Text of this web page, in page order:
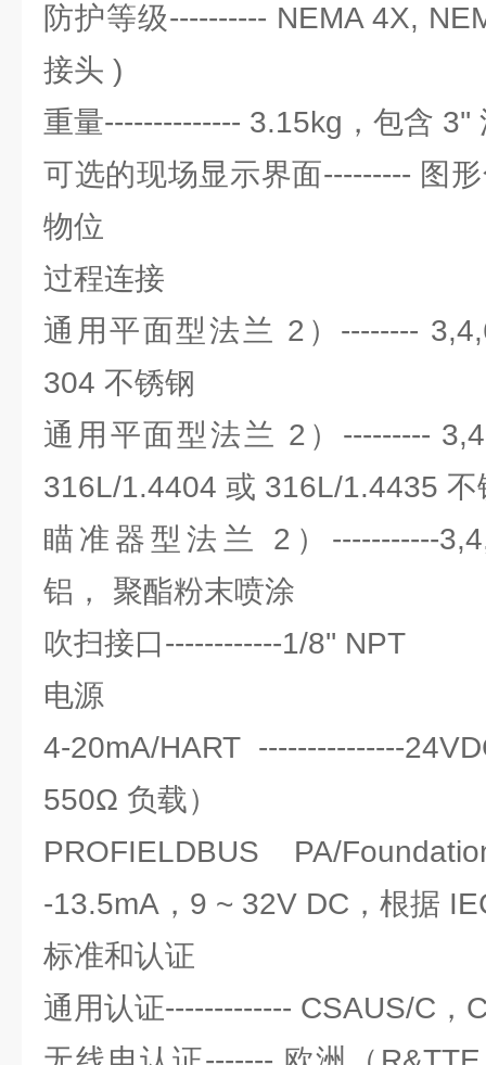
防护等级---------- NEMA 4X,
接头 )
重量-------------- 3.15kg，包含 3''
可选的现场显示界面--------- 图
物位
过程连接
通用平面型法兰 2）--------
304 不锈钢
通用平面型法兰 2）---------
316L/1.4404 或 316L/1.4435 不
瞄准器型法兰 2）-----------
铝， 聚酯粉末喷涂
吹扫接口------------1/8'' NPT
电源
4-20mA/HART ---------------
550Ω 负载）
PROFIELDBUS PA/
-13.5mA，9 ~ 32V DC，根据
标准和认证
通用认证------------- CSAUS/C，